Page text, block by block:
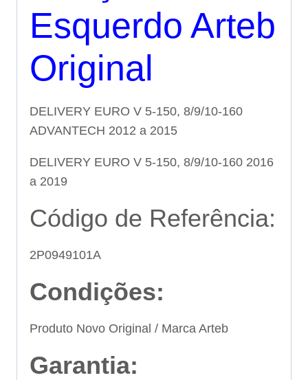
Esquerdo Arteb
Original
DELIVERY EURO V 5-150, 8/9/10-160
ADVANTECH 2012 a 2015
DELIVERY EURO V 5-150, 8/9/10-160 2016
a 2019
Código de Referência:
2P0949101A
Condições:
Produto Novo Original / Marca Arteb
Garantia: